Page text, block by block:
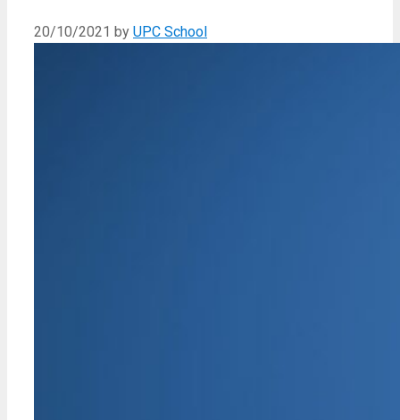
20/10/2021 by UPC School